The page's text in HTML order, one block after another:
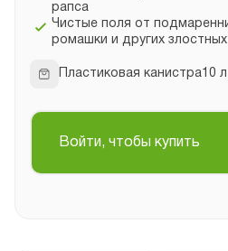
рапса
Чистые поля от
ромашки и других
Пластиковая канистра10 л
Войти, чтобы купить